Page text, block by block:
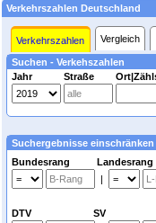
Verkehrszahlen Deutschland
Verkehrszahlen Vergleich
Suchen - Verkehszahlen
Jahr
Straße
Suchergebnisse einschränken
Bundesrang Landesrang
|
DTV SV